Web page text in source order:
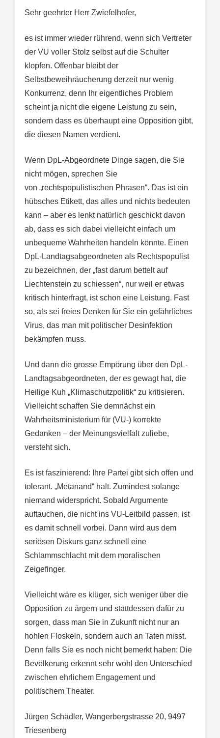
Sehr geehrter Herr Zwiefelhofer,
es ist immer wieder rührend, wenn sich Vertreter
der VU voller Stolz selbst auf die Schulter
klopfen. Offenbar bleibt der
Selbstbeweihräucherung derzeit nur wenig
Konkurrenz, denn Ihr eigentliches Problem
scheint ja nicht die eigene Leistung zu sein,
sondern dass es überhaupt eine Opposition gibt,
die diesen Namen verdient.
Wenn DpL-Abgeordnete Dinge sagen, die Sie
nicht mögen, sprechen Sie
von „rechtspopulistischen Phrasen“. Das ist ein
hübsches Etikett, das alles und nichts bedeuten
kann – aber es lenkt natürlich geschickt davon
ab, dass es sich dabei vielleicht einfach um
unbequeme Wahrheiten handeln könnte. Einen
DpL-Landtagsabgeordneten als Rechtspopulist
zu bezeichnen, der „fast darum bettelt auf
Liechtenstein zu schiessen“, nur weil er etwas
kritisch hinterfragt, ist schon eine Leistung. Fast
so, als sei freies Denken für Sie ein gefährliches
Virus, das man mit politischer Desinfektion
bekämpfen muss.
Und dann die grosse Empörung über den DpL-
Landtagsabgeordneten, der es gewagt hat, die
Heilige Kuh „Klimaschutzpolitik“ zu kritisieren.
Vielleicht schaffen Sie demnächst ein
Wahrheitsministerium für (VU-) korrekte
Gedanken – der Meinungsvielfalt zuliebe,
versteht sich.
Es ist faszinierend: Ihre Partei gibt sich offen und
tolerant. „Metanand“ halt. Zumindest solange
niemand widerspricht. Sobald Argumente
auftauchen, die nicht ins VU-Leitbild passen, ist
es damit schnell vorbei. Dann wird aus dem
seriösen Diskurs ganz schnell eine
Schlammschlacht mit dem moralischen
Zeigefinger.
Vielleicht wäre es klüger, sich weniger über die
Opposition zu ärgern und stattdessen dafür zu
sorgen, dass man Sie in Zukunft nicht nur an
hohlen Floskeln, sondern auch an Taten misst.
Denn falls Sie es noch nicht bemerkt haben: Die
Bevölkerung erkennt sehr wohl den Unterschied
zwischen ehrlichem Engagement und
politischem Theater.
Jürgen Schädler, Wangerbergstrasse 20, 9497
Triesenberg